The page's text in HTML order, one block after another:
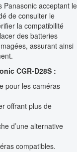
Panasonic acceptant le
de consulter le
la compatibilité
des batteries
assurant ainsi
CGR-D28S :
pour les caméras
offrant plus de
d’une alternative
compatibles.